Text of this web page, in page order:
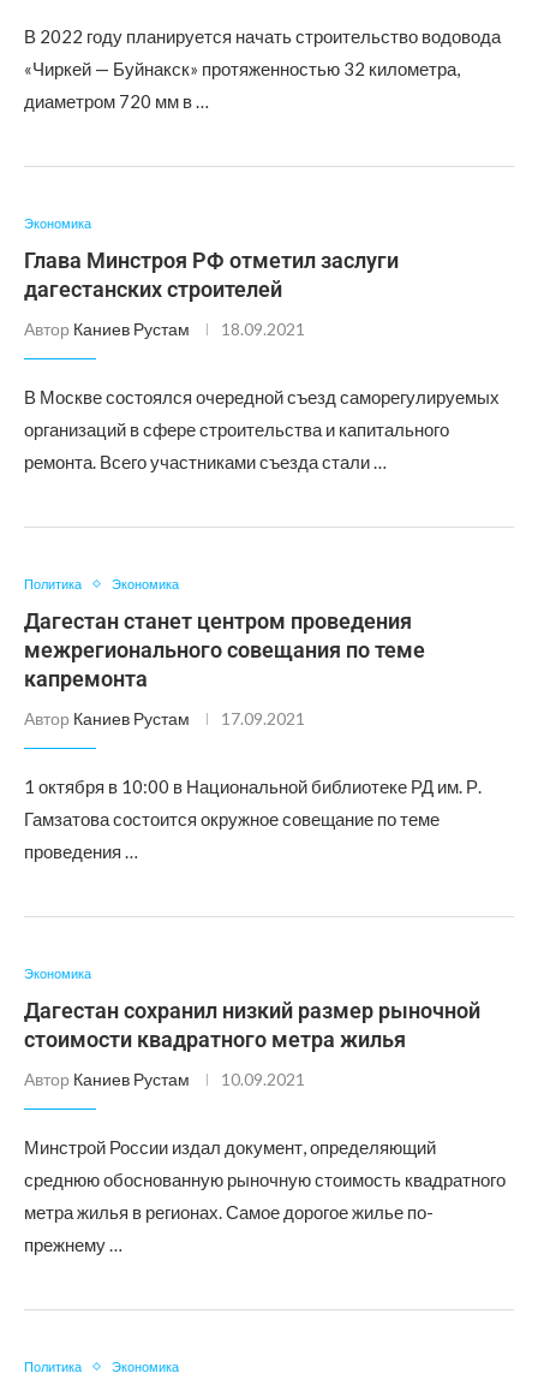
В 2022 году планируется начать строительство водовода
«Чиркей — Буйнакск» протяженностью 32 километра,
диаметром 720 мм в …
Экономика
Глава Минстроя РФ отметил заслуги
дагестанских строителей
Автор Каниев Рустам 18.09.2021
В Москве состоялся очередной съезд саморегулируемых
организаций в сфере строительства и капитального
ремонта. Всего участниками съезда стали …
Политика Экономика
Дагестан станет центром проведения
межрегионального совещания по теме
капремонта
Автор Каниев Рустам 17.09.2021
1 октября в 10:00 в Национальной библиотеке РД им. Р.
Гамзатова состоится окружное совещание по теме
проведения …
Экономика
Дагестан сохранил низкий размер рыночной
стоимости квадратного метра жилья
Автор Каниев Рустам 10.09.2021
Минстрой России издал документ, определяющий
среднюю обоснованную рыночную стоимость квадратного
метра жилья в регионах. Самое дорогое жилье по-
прежнему …
Политика Экономика